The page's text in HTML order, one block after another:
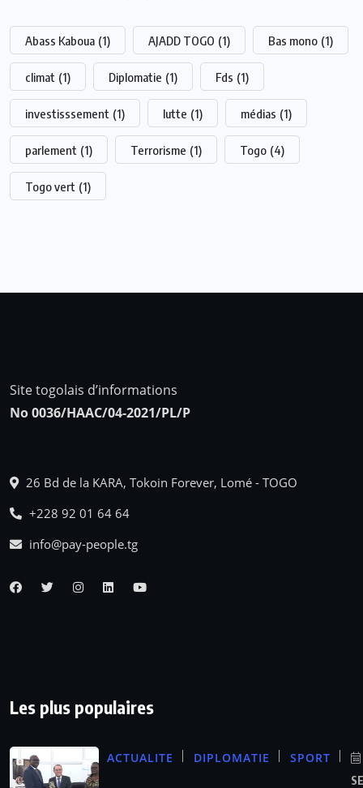
Abass Kaboua (1) AJADD TOGO (1) Bas mono (1)
climat (1) Diplomatie (1) Fds (1)
investisssement (1) lutte (1) médias (1)
parlement (1) Terrorisme (1) Togo (4)
Togo vert (1)
Site togolais d’informations
No 0036/HAAC/04-2021/PL/P
26 Bd de la KARA, Tokoin Forever, Lomé - TOGO
+228 92 01 64 64
info@pay-people.tg
Les plus populaires
ACTUALITE DIPLOMATIE SPORT